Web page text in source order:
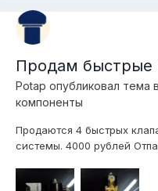
Продам быстрые
Potap опубликовал тема в
компоненты
Продаются 4 быстрых
системы. 4000 рублей